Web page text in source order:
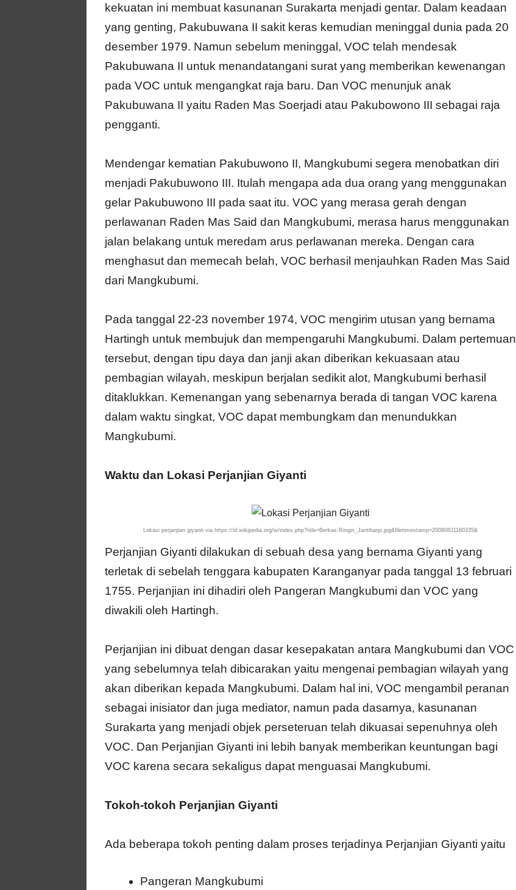
kekuatan ini membuat kasunanan Surakarta menjadi gentar. Dalam keadaan
yang genting, Pakubuwana II sakit keras kemudian meninggal dunia pada 20
desember 1979. Namun sebelum meninggal, VOC telah mendesak
Pakubuwana II untuk menandatangani surat yang memberikan kewenangan
pada VOC untuk mengangkat raja baru. Dan VOC menunjuk anak
Pakubuwana II yaitu Raden Mas Soerjadi atau Pakubowono III sebagai raja
pengganti.
Mendengar kematian Pakubuwono II, Mangkubumi segera menobatkan diri
menjadi Pakubuwono III. Itulah mengapa ada dua orang yang menggunakan
gelar Pakubuwono III pada saat itu. VOC yang merasa gerah dengan
perlawanan Raden Mas Said dan Mangkubumi, merasa harus menggunakan
jalan belakang untuk meredam arus perlawanan mereka. Dengan cara
menghasut dan memecah belah, VOC berhasil menjauhkan Raden Mas Said
dari Mangkubumi.
Pada tanggal 22-23 november 1974, VOC mengirim utusan yang bernama
Hartingh untuk membujuk dan mempengaruhi Mangkubumi. Dalam pertemuan
tersebut, dengan tipu daya dan janji akan diberikan kekuasaan atau
pembagian wilayah, meskipun berjalan sedikit alot, Mangkubumi berhasil
ditaklukkan. Kemenangan yang sebenarnya berada di tangan VOC karena
dalam waktu singkat, VOC dapat membungkam dan menundukkan
Mangkubumi.
Waktu dan Lokasi Perjanjian Giyanti
Lokasi perjanjian giyanti via https://id.wikipedia.org/w/index.php?title=Berkas:Ringin_Jantiharjo.jpg&filetimestamp=20080831160335&
Perjanjian Giyanti dilakukan di sebuah desa yang bernama Giyanti yang
terletak di sebelah tenggara kabupaten Karanganyar pada tanggal 13 februari
1755. Perjanjian ini dihadiri oleh Pangeran Mangkubumi dan VOC yang
diwakili oleh Hartingh.
Perjanjian ini dibuat dengan dasar kesepakatan antara Mangkubumi dan VOC
yang sebelumnya telah dibicarakan yaitu mengenai pembagian wilayah yang
akan diberikan kepada Mangkubumi. Dalam hal ini, VOC mengambil peranan
sebagai inisiator dan juga mediator, namun pada dasarnya, kasunanan
Surakarta yang menjadi objek perseteruan telah dikuasai sepenuhnya oleh
VOC. Dan Perjanjian Giyanti ini lebih banyak memberikan keuntungan bagi
VOC karena secara sekaligus dapat menguasai Mangkubumi.
Tokoh-tokoh Perjanjian Giyanti
Ada beberapa tokoh penting dalam proses terjadinya Perjanjian Giyanti yaitu
Pangeran Mangkubumi